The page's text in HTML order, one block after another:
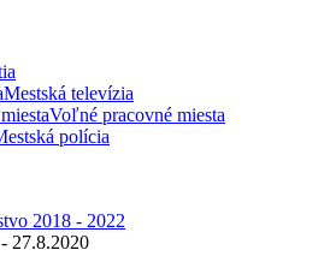
Mestská televízia
Voľné pracovné miesta
polícia
2018 - 2022
27.8.2020